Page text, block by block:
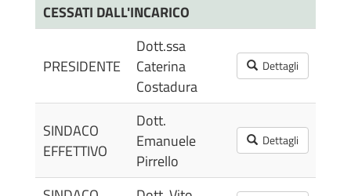
CESSATI DALL'INCARICO
PRESIDENTE
Dott.ssa
Caterina
Costadura
Dettagli
SINDACO
EFFETTIVO
Dott.
Emanuele
Pirrello
Dettagli